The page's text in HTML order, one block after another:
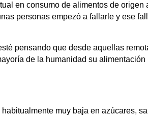
en consumo de alimentos de
personas empezó a fallarle y ese
pensando que desde aquellas
de la humanidad su
muy baja en azúcares,